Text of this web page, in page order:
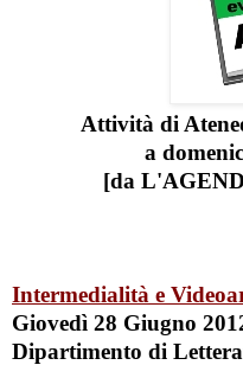
Attività di
a
[da
Intermedialità e
Giovedì 28 Giugno
Dipartimento di